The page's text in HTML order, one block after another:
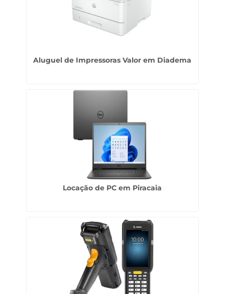
Aluguel de Impressoras Valor em Diadema
Locação de PC em Piracaia